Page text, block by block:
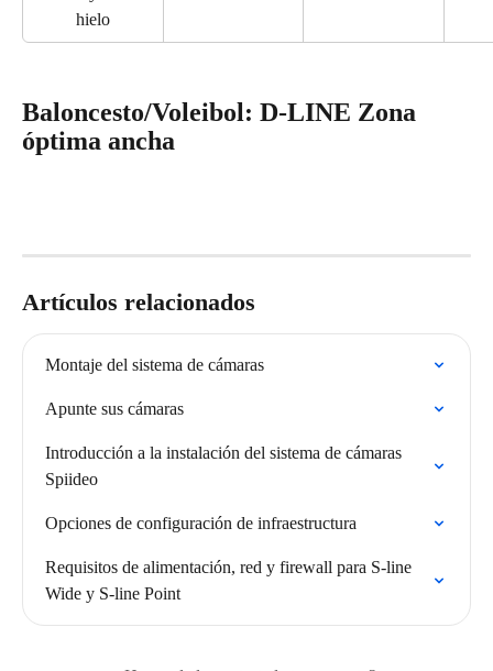
hielo
Baloncesto/Voleibol: D-LINE Zona
óptima ancha
Artículos relacionados
Montaje del sistema de cámaras
Apunte sus cámaras
Introducción a la instalación del sistema de cámaras
Spiideo
Opciones de configuración de infraestructura
Requisitos de alimentación, red y firewall para S-line
Wide y S-line Point